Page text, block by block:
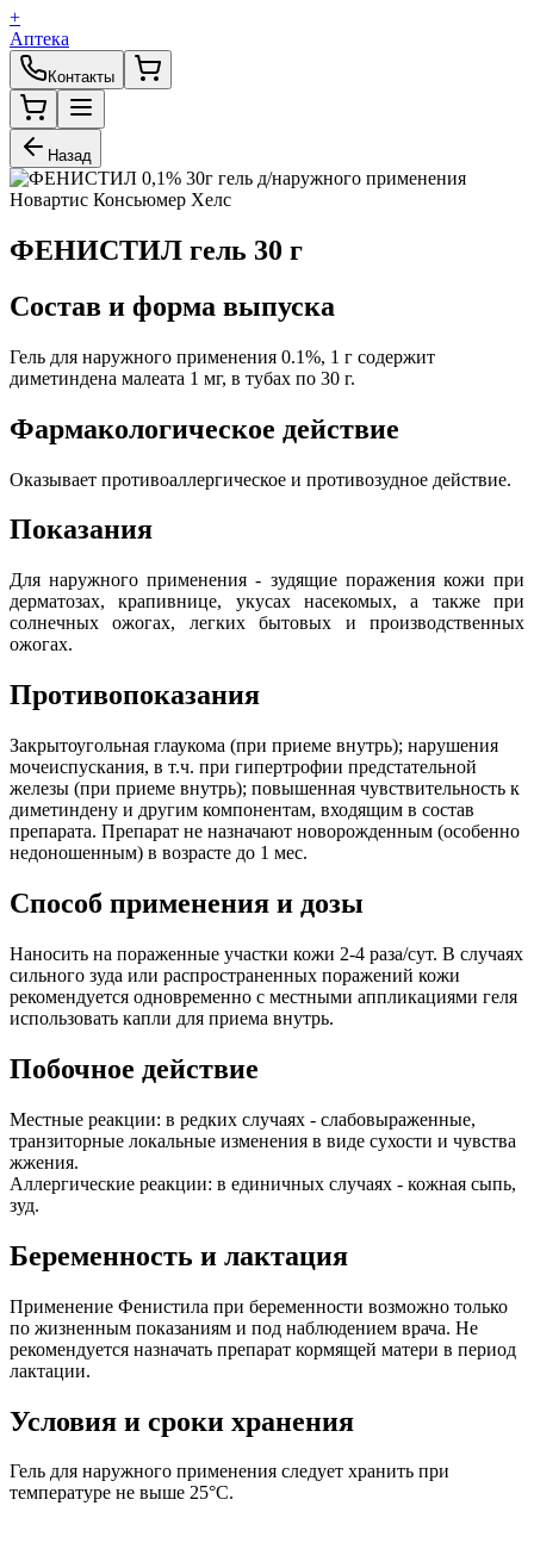
+
Аптека
Контакты
Назад
ФЕНИСТИЛ гель 30 г
Состав и форма выпуска
Гель для наружного применения 0.1%, 1 г содержит
диметиндена малеата 1 мг, в тубах по 30 г.
Фармакологическое действие
Оказывает противоаллергическое и противозудное действие.
Показания
Для наружного применения - зудящие поражения кожи при
дерматозах, крапивнице, укусах насекомых, а также при
солнечных ожогах, легких бытовых и производственных
ожогах.
Противопоказания
Закрытоугольная глаукома (при приеме внутрь); нарушения
мочеиспускания, в т.ч. при гипертрофии предстательной
железы (при приеме внутрь); повышенная чувствительность к
диметиндену и другим компонентам, входящим в состав
препарата. Препарат не назначают новорожденным (особенно
недоношенным) в возрасте до 1 мес.
Способ применения и дозы
Наносить на пораженные участки кожи 2-4 раза/сут. В случаях
сильного зуда или распространенных поражений кожи
рекомендуется одновременно с местными аппликациями геля
использовать капли для приема внутрь.
Побочное действие
Местные реакции: в редких случаях - слабовыраженные,
транзиторные локальные изменения в виде сухости и чувства
жжения.
Аллергические реакции: в единичных случаях - кожная сыпь,
зуд.
Беременность и лактация
Применение Фенистила при беременности возможно только
по жизненным показаниям и под наблюдением врача. Не
рекомендуется назначать препарат кормящей матери в период
лактации.
Условия и сроки хранения
Гель для наружного применения следует хранить при
температуре не выше 25°C.